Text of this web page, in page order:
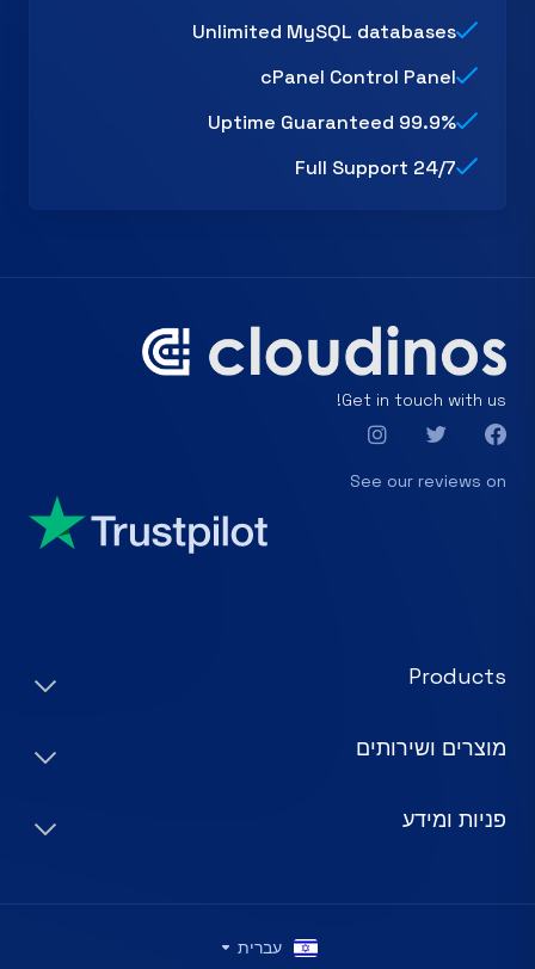
Unlimited MySQL databases
cPanel Control Panel
99.9% Uptime Guaranteed
24/7 Full Support
Get in touch with us!
See our reviews on
Products
מוצרים ושירותים
פניות ומידע
עברית